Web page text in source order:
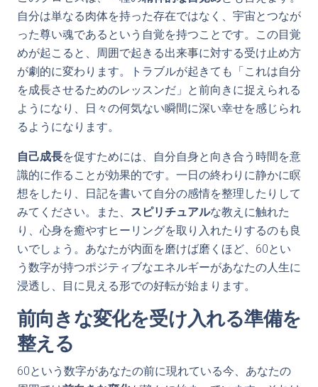
自分は単なる肉体を持った存在ではなく、宇宙とつなが
った尊い魂であるという自覚を持つことです。この目覚
めが起こると、周囲で起きる出来事に対する受け止め方
が劇的に変わります。トラブルが起きても「これは自分
を成長させるためのレッスンだ」と前向きに捉えられる
ようになり、日々の何気ない瞬間に深い幸せを感じられ
るようになります。
自己成長を促すためには、自分自身と向き合う時間を意
識的に作ることが効果的です。一日の終わりに静かに瞑
想をしたり、日記を書いて自分の感情を整理したりして
みてください。また、 スピリチュアルな教えに触れた
り、心身を癒やすヒーリングを取り入れたりするのも良
いでしょう。あなたが内面を磨けば磨くほど、60とい
う数字が持つポジティブなエネルギーがあなたの人生に
浸透し、目に見える形での好転が始まります。
前向きな変化を受け入れる準備を
整える
60という数字があなたの前に現れている今、あなたの